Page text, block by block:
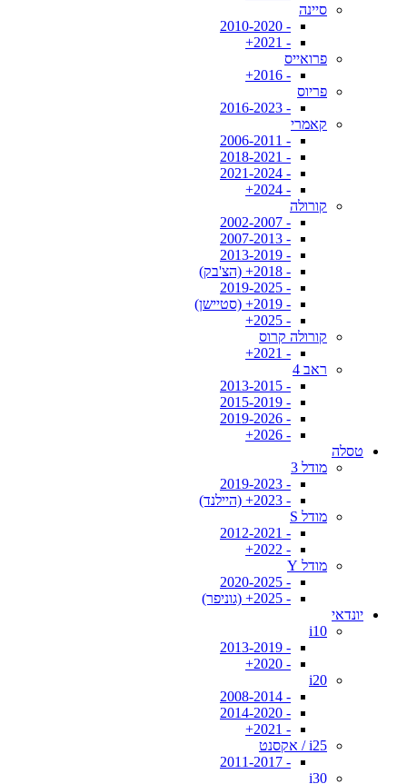
סיינה
- 2010-2020
- 2021+
פרואייס
- 2016+
פריוס
- 2016-2023
קאמרי
- 2006-2011
- 2018-2021
- 2021-2024
- 2024+
קורולה
- 2002-2007
- 2007-2013
- 2013-2019
- 2018+ (הצ'בק)
- 2019-2025
- 2019+ (סטיישן)
- 2025+
קורולה קרוס
- 2021+
ראב 4
- 2013-2015
- 2015-2019
- 2019-2026
- 2026+
טסלה
מודל 3
- 2019-2023
- 2023+ (היילנד)
מודל S
- 2012-2021
- 2022+
מודל Y
- 2020-2025
- 2025+ (גוניפר)
יונדאי
i10
- 2013-2019
- 2020+
i20
- 2008-2014
- 2014-2020
- 2021+
i25 / אקסנט
- 2011-2017
i30